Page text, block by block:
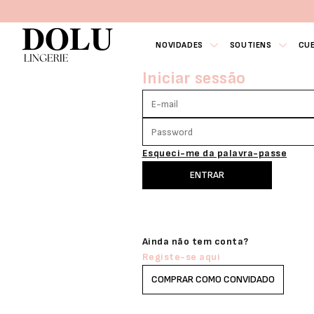
NOVIDADES SOUTIENS
Iniciar sessão
Esqueci-me da palavra-passe
ENTRAR
Ainda não tem conta?
Registe-se aqui
COMPRAR COMO CONVIDADO